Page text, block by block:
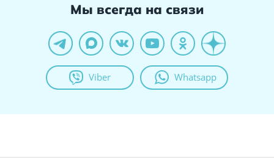
Мы всегда на связи
Viber Whatsapp